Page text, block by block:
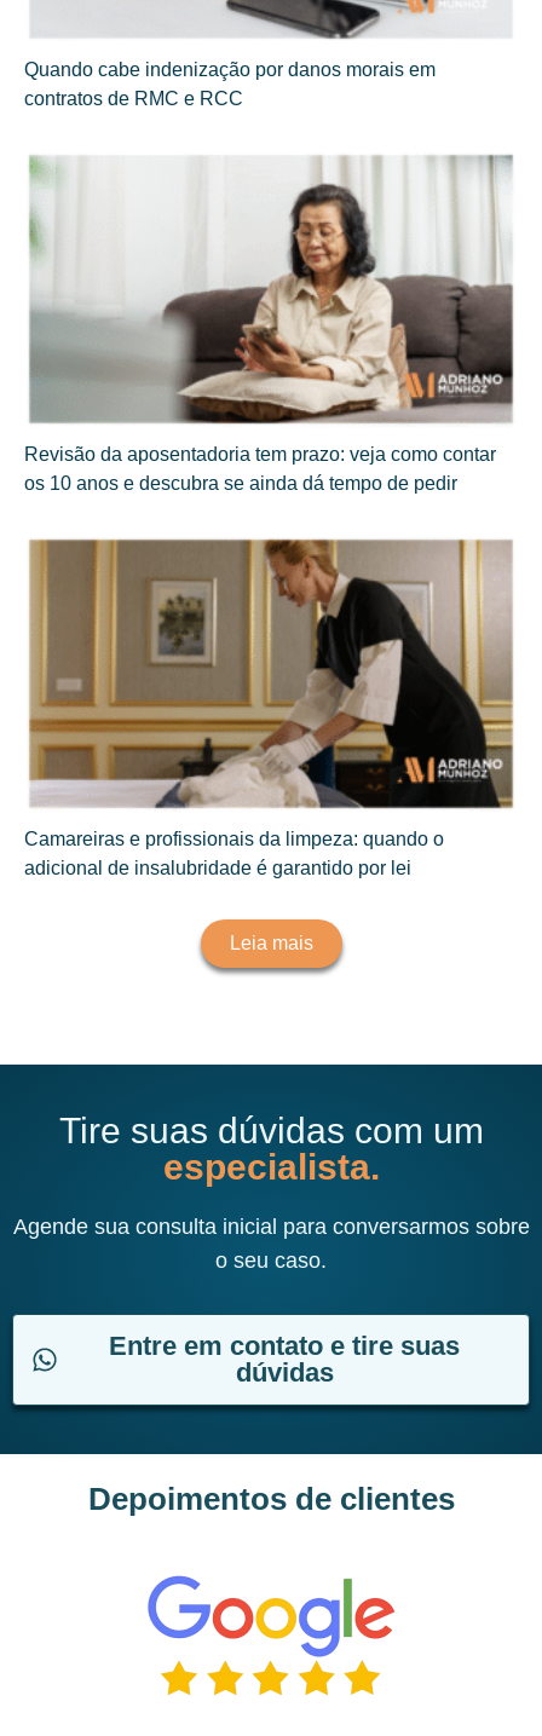
Quando cabe indenização por danos morais em
contratos de RMC e RCC
Revisão da aposentadoria tem prazo: veja como contar
os 10 anos e descubra se ainda dá tempo de pedir
Camareiras e profissionais da limpeza: quando o
adicional de insalubridade é garantido por lei
Leia mais
Tire suas dúvidas com um
especialista.
Agende sua consulta inicial para conversarmos sobre
o seu caso.
Entre em contato e tire suas
dúvidas
Depoimentos de clientes